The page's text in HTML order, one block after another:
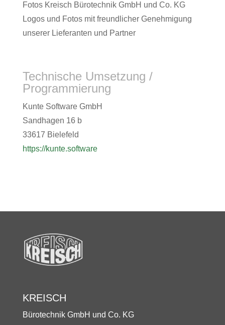
Fotos Kreisch Bürotechnik GmbH und Co. KG
Logos und Fotos mit freundlicher Genehmigung
unserer Lieferanten und Partner
Technische Umsetzung /
Programmierung
Kunte Software GmbH
Sandhagen 16 b
33617 Bielefeld
https://kunte.software
KREISCH
Bürotechnik GmbH und Co. KG